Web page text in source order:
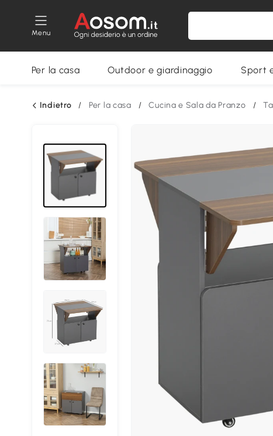
Menu
Per la casa Outdoor e giardinaggio Sport
Indietro / Per la casa / Cucina e Sala da Pranzo /